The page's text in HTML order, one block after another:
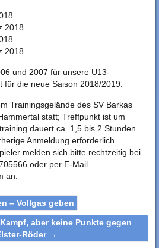
2018
2018
und 2007 für unsere U13-
für die neue Saison 2018/2019.
Trainingsgelände des SV Barkas
statt; Treffpunkt ist um
dauert ca. 1,5 bis 2 Stunden.
Anmeldung erforderlich.
melden sich bitte rechtzeitig bei
oder per E-Mail
an.
– Vollgas geben
aber keine Punkte gegen
Röder →